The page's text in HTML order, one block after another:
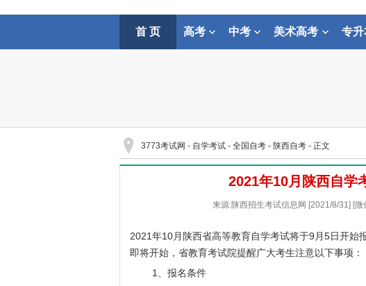
首 页 高考 中考 美术高考 专
3773考试网 - 自学考试 - 全国自考 - 陕西自考 - 正文
2021年10月陕西自学
来源:陕西招生考试信息网 [2021/8/31] [
2021年10月陕西省高等教育自学考试将于9月5日开始
即将开始，省教育考试院提醒广大考生注意以下事项：
1、报名条件